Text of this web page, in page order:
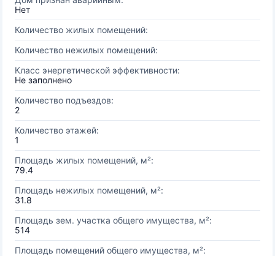
Нет
Количество жилых помещений:
Количество нежилых помещений:
Класс энергетической эффективности:
Не заполнено
Количество подъездов:
2
Количество этажей:
1
Площадь жилых помещений, м²:
79.4
Площадь нежилых помещений, м²:
31.8
Площадь зем. участка общего имущества, м²:
514
Площадь помещений общего имущества, м²: